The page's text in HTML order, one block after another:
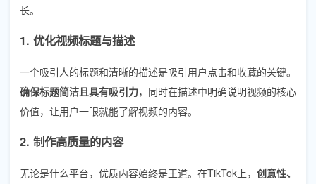
长。
1. 优化视频标题与描述
一个吸引人的标题和清晰的描述是吸引用户点击和收藏的关键。
确保标题简洁且具有吸引力，同时在描述中明确说明视频的核心
价值，让用户一眼就能了解视频的内容。
2. 制作高质量的内容
无论是什么平台，优质内容始终是王道。在TikTok上， 创意性、